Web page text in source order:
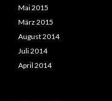
Mai 2015
März 2015
August 2014
Juli 2014
April 2014